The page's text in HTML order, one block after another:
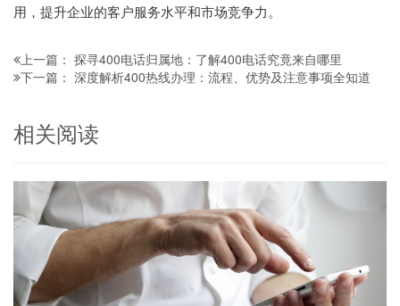
用，提升企业的客户服务水平和市场竞争力。
上一篇： 探寻400电话归属地：了解400电话究竟来自哪里
下一篇： 深度解析400热线办理：流程、优势及注意事项全知道
相关阅读